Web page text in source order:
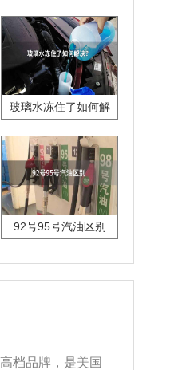
玻璃水冻住了如何解
92号95号汽油区别
档品牌，是美国